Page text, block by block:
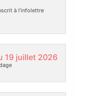
à l’infolettre
19 juillet 2026